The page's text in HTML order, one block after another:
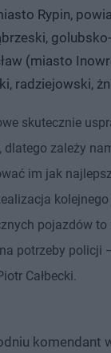
Rypin,
(miasto
radziejowski,
skutecznie
dlatego zależy
im jak
pojazdów to
potrzeby policji
Całbecki.
komendant